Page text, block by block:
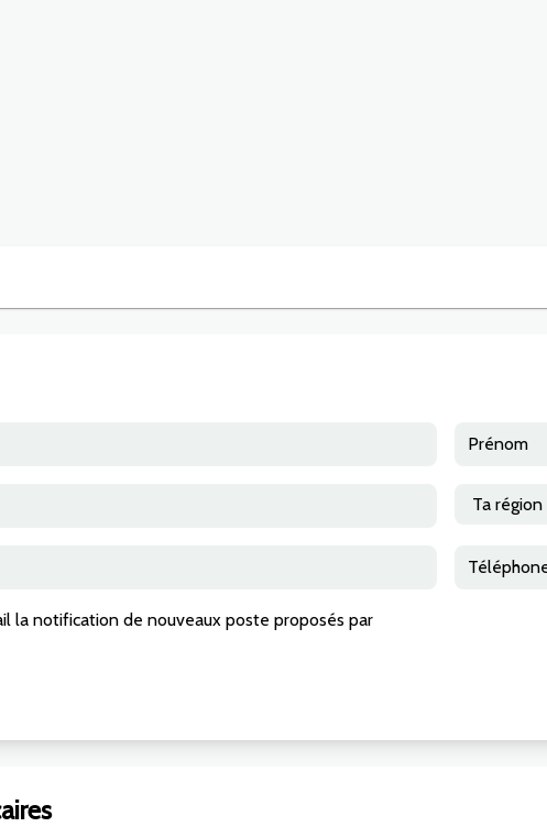
la notification de nouveaux poste proposés par